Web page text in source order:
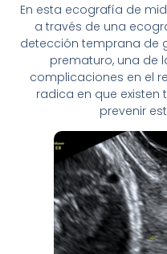
En esta ecografía de
a través de una
detección temprana de
prematuro, una de
complicaciones en el
radica en que
prevenir